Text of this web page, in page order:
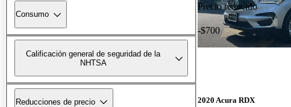
Consumo
Calificación general de seguridad de la
NHTSA
Reducciones de precio
Precio reducido
-$700
2020 Acura RDX